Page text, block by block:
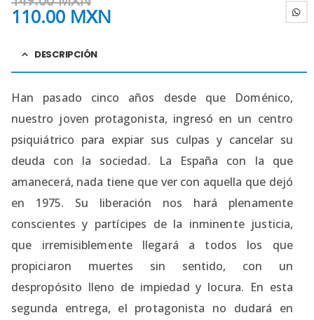
110.00 MXN
DESCRIPCIÓN
Han pasado cinco años desde que Doménico,
nuestro joven protagonista, ingresó en un centro
psiquiátrico para expiar sus culpas y cancelar su
deuda con la sociedad. La España con la que
amanecerá, nada tiene que ver con aquella que dejó
en 1975. Su liberación nos hará plenamente
conscientes y partícipes de la inminente justicia,
que irremisiblemente llegará a todos los que
propiciaron muertes sin sentido, con un
despropósito lleno de impiedad y locura. En esta
segunda entrega, el protagonista no dudará en